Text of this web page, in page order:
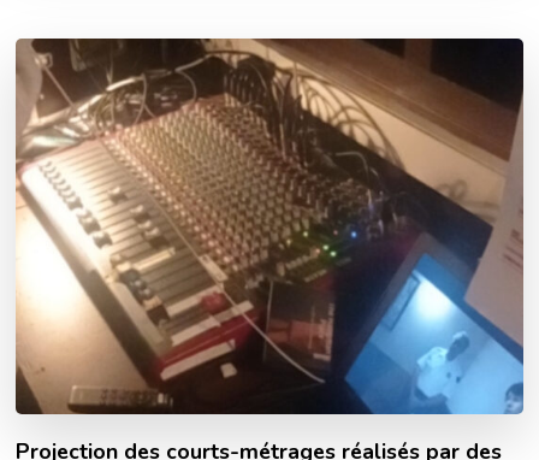
Projection des courts-métrages réalisés par des